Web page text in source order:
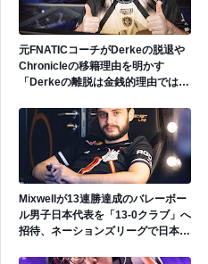
元FNATICコーチがDerkeの脱退や
Chronicleの移籍理由を明かす
「Derkeの離脱は金銭的理由ではな
Mixwellが13連勝達成のバレーボー
ル男子日本代表を「13-0クラブ」へ
招待、ネーションズリーグで日本代